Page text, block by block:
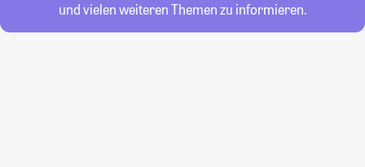
und vielen weiteren Themen zu informieren.